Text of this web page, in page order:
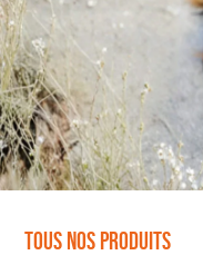
Tous nos produits